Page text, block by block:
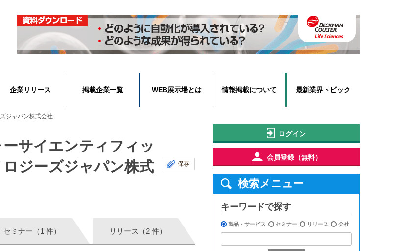
企業リリース 掲載企業一覧 WEB展示場とは 情報掲載について 最新業界トピック
ジャパン株式会社
サイエンティフィッ
ジーズジャパン株式
保存
セミナー（1 件） リリース（2 件）
ログイン
会員登録（無料）
検索メニュー
キーワードで探す
製品・サービス セミナー リリース 会社